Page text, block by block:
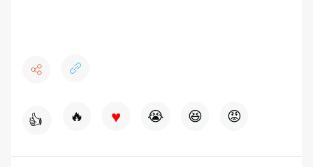
👍 🔥 ♥ 😭 😆 😡